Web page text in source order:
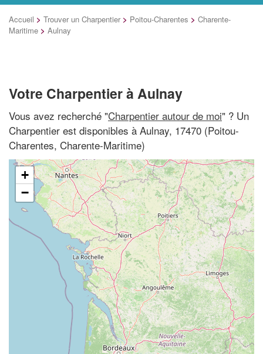
Accueil > Trouver un Charpentier > Poitou-Charentes > Charente-
Maritime > Aulnay
Votre Charpentier à Aulnay
Vous avez recherché "Charpentier autour de moi" ? Un
Charpentier est disponibles à Aulnay, 17470 (Poitou-
Charentes, Charente-Maritime)
+
−